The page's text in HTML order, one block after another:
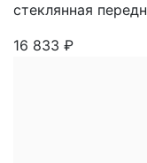
стеклянная
16 833 ₽